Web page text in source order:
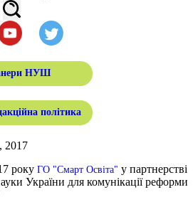
НУШ
політика
2017
року ГО "Смарт Освіта" у партнерстві
України для комунікації реформи